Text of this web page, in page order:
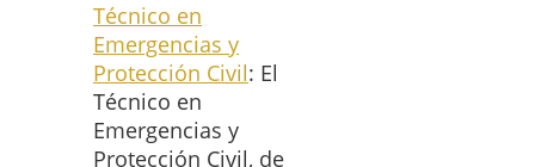
Técnico en
Emergencias y
Protección Civil: El
Técnico en
Emergencias y
Protección Civil, de